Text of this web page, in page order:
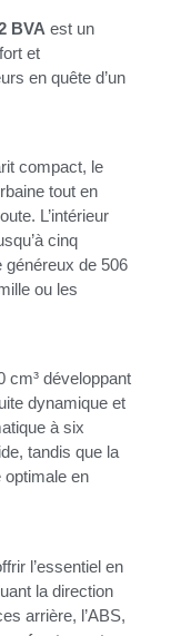
BVA est un
et
en quête d’un
compact, le
tout en
L’intérieur
cinq
de 506
ou les
cm³ développant
dynamique et
à six
tandis que la
optimale en
l’essentiel en
la direction
arrière, l’ABS,